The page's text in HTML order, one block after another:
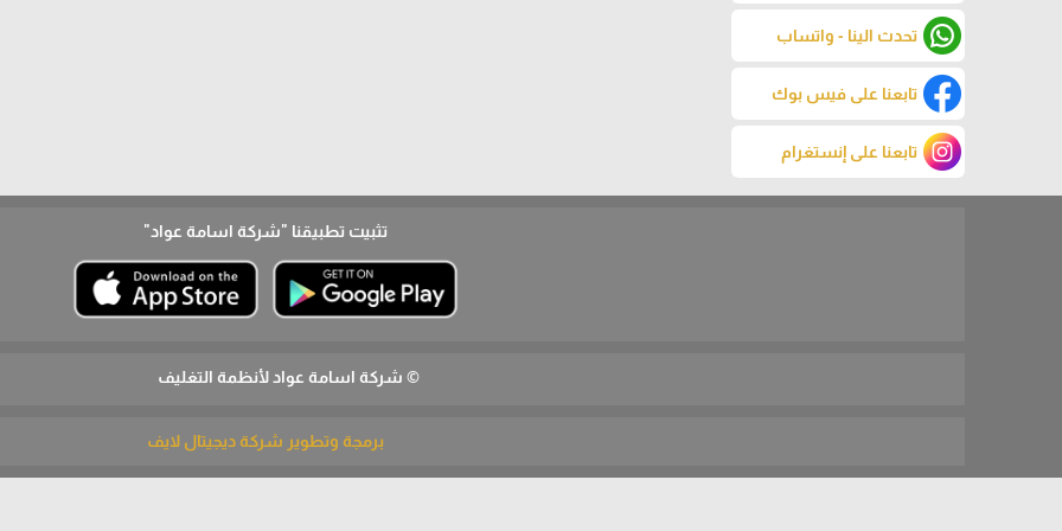
تحدث الينا - واتساب
تابعنا على فيس بوك
تابعنا على إنستغرام
تثبيت تطبيقنا "شركة اسامة عواد"
© شركة اسامة عواد لأنظمة التغليف
برمجة وتطوير شركة ديجيتال لايف